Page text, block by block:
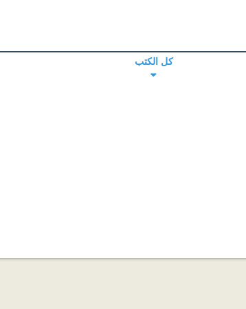
كل الكتب